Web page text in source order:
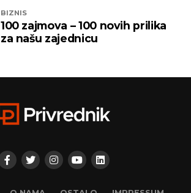
BIZNIS
100 zajmova – 100 novih prilika
za našu zajednicu